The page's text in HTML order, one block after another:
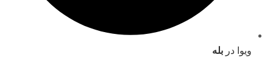
ویوا در بله